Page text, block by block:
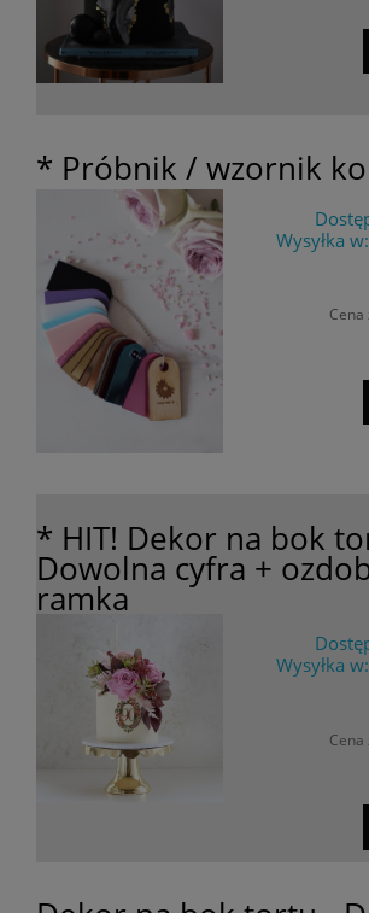
* Próbnik / wzornik
Wysyłka w:
Cena
* HIT! Dekor na bok
Dowolna cyfra +
ramka
Wysyłka w:
Cena